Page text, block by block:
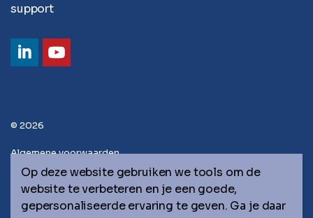
support
© 2026
Algemene voorwaarden
Privacy statement
Sitemap
Op deze website gebruiken we tools om de
website te verbeteren en je een goede,
gepersonaliseerde ervaring te geven. Ga je daar